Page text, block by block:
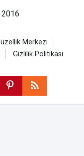
Merkezi
Gizlilik Politikası